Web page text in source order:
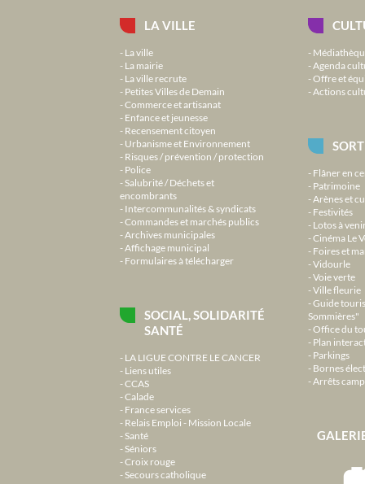
LA VILLE
La ville
La mairie
La ville recrute
Petites Villes de Demain
Commerce et artisanat
Enfance et jeunesse
Recensement citoyen
Urbanisme et Environnement
Risques / prévention / protection
Police
Salubrité / Déchets et
encombrants
Intercommunalités & syndicats
Commandes et marchés publics
Archives municipales
Affichage municipal
Formulaires à télécharger
SOCIAL, SOLIDARITÉ
SANTÉ
LA LIGUE CONTRE LE CANCER
Liens utiles
CCAS
Calade
France services
Relais Emploi - Mission Locale
Santé
Séniors
Croix rouge
Secours catholique
Agenda
Offre et
Actions
Flâner en
Patrimoine
Arènes et
Festivités
Lotos à
Cinéma Le
Foires et
Vidourle
Voie verte
Ville fleurie
Guide
Sommières"
Office du
Plan
Parkings
Bornes
Arrêts